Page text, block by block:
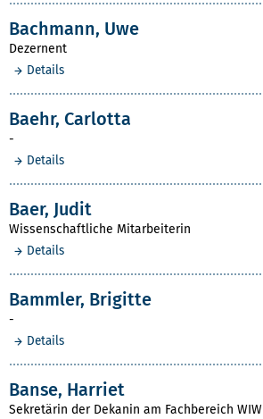
Bachmann, Uwe
Dezernent
Details
Baehr, Carlotta
-
Details
Baer, Judit
Wissenschaftliche Mitarbeiterin
Details
Bammler, Brigitte
-
Details
Banse, Harriet
Sekretärin der Dekanin am Fachbereich WIW